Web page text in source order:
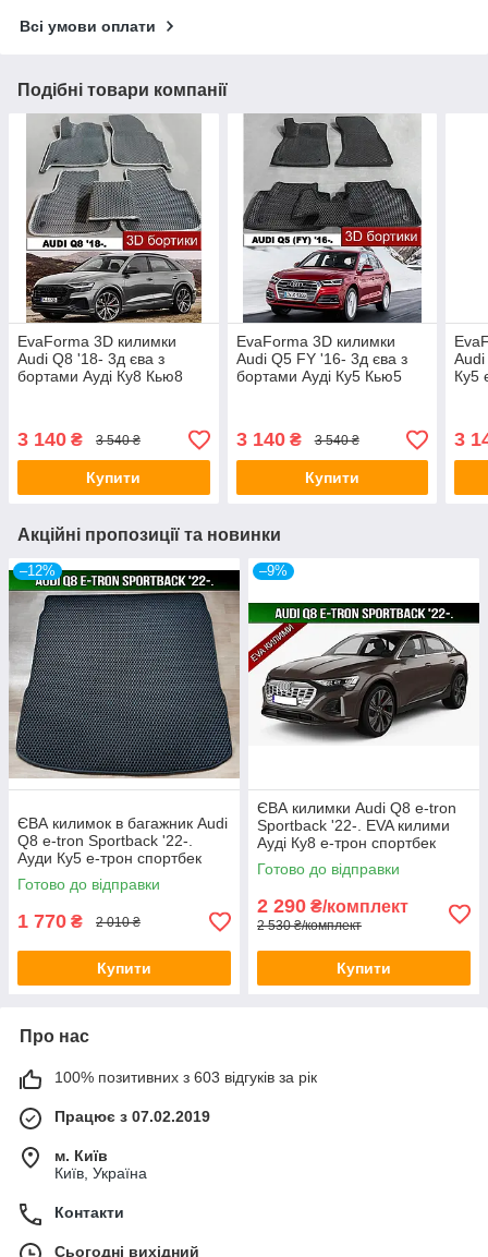
Всі умови оплати
Подібні товари компанії
EvaForma 3D килимки
Audi Q8 '18- 3д єва з
бортами Ауді Ку8 Кью8
3 140 ₴ 3 540 ₴
Купити
EvaForma 3D килимки
Audi Q5 FY '16- 3д єва з
бортами Ауді Ку5 Кью5
3 140₴ 3 540 ₴
Купити
Ку5
3
Акційні пропозиції та новинки
–12%
ЄВА килимок в багажник Audi
Q8 e-tron Sportback '22-.
Ауди Ку5 е-трон спортбек
Готово до відправки
1 770 ₴ 2 010 ₴
Купити
–9%
ЄВА килимки Audi Q8 e-tron
Sportback '22-. EVA килими
Ауді Ку8 е-трон спортбек
Готово до відправки
2 290 ₴/комплект
2 530 ₴/комплект
Купити
Про нас
100% позитивних з 603 відгуків за рік
Працює з 07.02.2019
м. Київ
Київ, Україна
Контакти
Сьогодні вихідний